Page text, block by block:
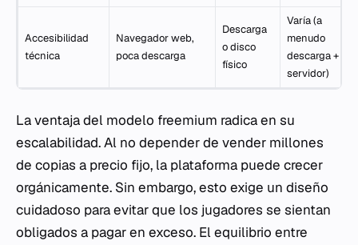
Accesibilidad
técnica
Navegador web,
poca descarga
Descarga
o disco
físico
Varía (a
menudo
descarga +
servidor)
La ventaja del modelo freemium radica en su
escalabilidad. Al no depender de vender millones
de copias a precio fijo, la plataforma puede crecer
orgánicamente. Sin embargo, esto exige un diseño
cuidadoso para evitar que los jugadores se sientan
obligados a pagar en exceso. El equilibrio entre